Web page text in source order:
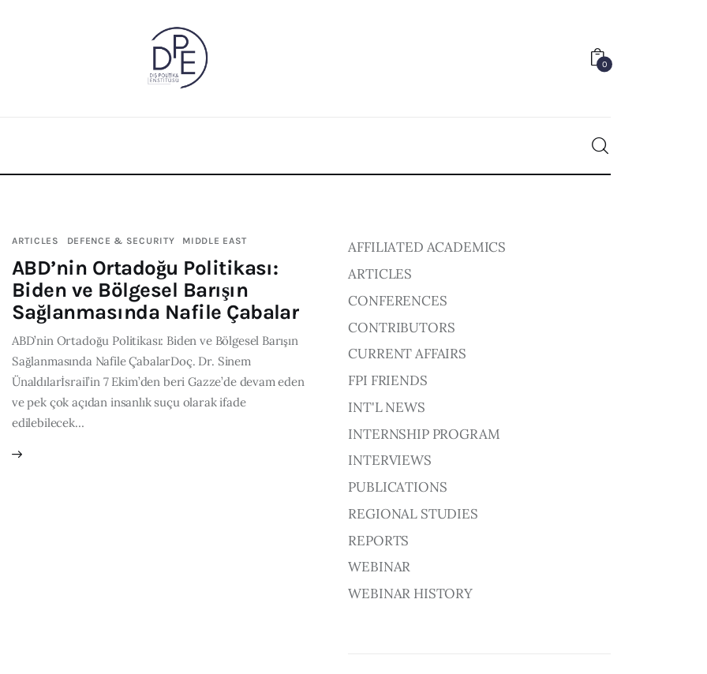
0
ARTICLES DEFENCE & SECURITY MIDDLE EAST
ABD’nin Ortadoğu Politikası:
Biden ve Bölgesel Barışın
Sağlanmasında Nafile Çabalar
ABD’nin Ortadoğu Politikası: Biden ve Bölgesel Barışın
Sağlanmasında Nafile ÇabalarDoç. Dr. Sinem
Ünaldılarİsrail’in 7 Ekim’den beri Gazze’de devam eden
ve pek çok açıdan insanlık suçu olarak ifade
edilebilecek…
AFFILIATED ACADEMICS
ARTICLES
CONFERENCES
CONTRIBUTORS
CURRENT AFFAIRS
FPI FRIENDS
INT'L NEWS
INTERNSHIP PROGRAM
INTERVIEWS
PUBLICATIONS
REGIONAL STUDIES
REPORTS
WEBINAR
WEBINAR HISTORY